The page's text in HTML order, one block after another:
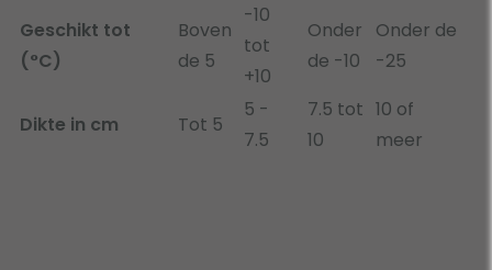
Geschikt tot
(°C)
Boven
de 5
-10
tot
+10
Onder
de -10
Onder de
-25
Dikte in cm Tot 5
5 -
7.5
7.5 tot
10
10 of
meer